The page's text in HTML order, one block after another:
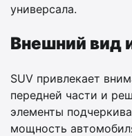
универсала.
Внешний вид
SUV привлекает
передней части и
элементы
мощность